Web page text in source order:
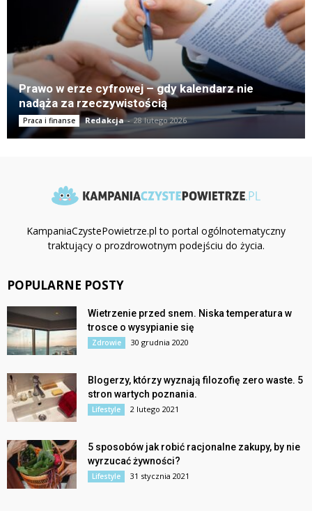
Prawo w erze cyfrowej – gdy kalendarz nie
nadąża za rzeczywistością
Praca i finanse Redakcja - 28 lutego 2026
KampaniaCzystePowietrze.pl to portal ogólnotematyczny
traktujący o prozdrowotnym podejściu do życia.
POPULARNE POSTY
Wietrzenie przed snem. Niska temperatura w
trosce o wysypianie się
Zdrowie 30 grudnia 2020
Blogerzy, którzy wyznają filozofię zero waste. 5
stron wartych poznania.
Lifestyle 2 lutego 2021
5 sposobów jak robić racjonalne zakupy, by nie
wyrzucać żywności?
Lifestyle 31 stycznia 2021